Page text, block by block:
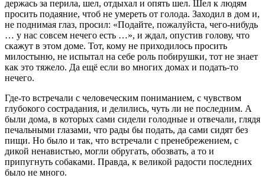
держась за перила, шел, отдыхал и опять шел. Шел к людям
просить подаяние, чтоб не умереть от голода. Заходил в дом и,
не поднимая глаз, просил: «Подайте, пожалуйста, чего-нибудь
… у нас совсем нечего есть …», и ждал, опустив голову, что
скажут в этом доме. Тот, кому не приходилось просить
милостыню, не испытал на себе роль побирушки, тот не знает
как это тяжело. Да ещё если во многих домах и подать-то
нечего.
Где-то встречали с человеческим пониманием, с чувством
глубокого сострадания, и делились, чуть ли не последним. А
были дома, в которых сами сидели голодные и отвечали, глядя
печальными глазами, что рады бы подать, да сами сидят без
пищи. Но было и так, что встречали с пренебрежением, с
дикой ненавистью, могли обругать, обозвать, а то и
припугнуть собаками. Правда, к великой радости последних
было не много.